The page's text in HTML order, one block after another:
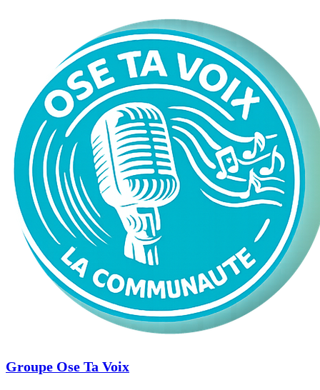
Groupe Ose Ta Voix